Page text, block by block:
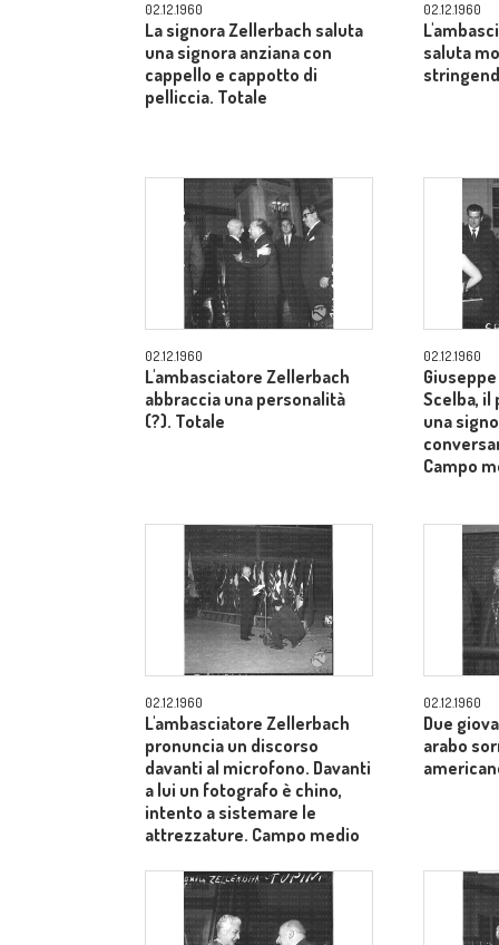
02.12.1960
La signora Zellerbach saluta
una signora anziana con
cappello e cappotto di
pelliccia. Totale
02.12.1960
saluta
02.12.1960
L'ambasciatore Zellerbach
abbraccia una personalità
(?). Totale
02.12.1960
Scelba,
una
Campo
02.12.1960
L'ambasciatore Zellerbach
pronuncia un discorso
davanti al microfono. Davanti
a lui un fotografo è chino,
intento a sistemare le
attrezzature. Campo medio
02.12.1960
Due
arabo